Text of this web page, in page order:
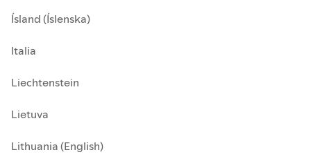
Ísland (Íslenska)
Italia
Liechtenstein
Lietuva
Lithuania (English)